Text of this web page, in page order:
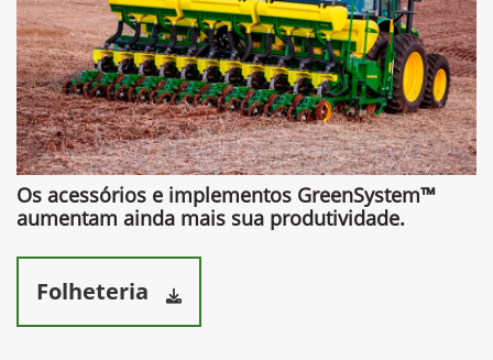
Os acessórios e implementos GreenSystem™
aumentam ainda mais sua produtividade.​
Folheteria